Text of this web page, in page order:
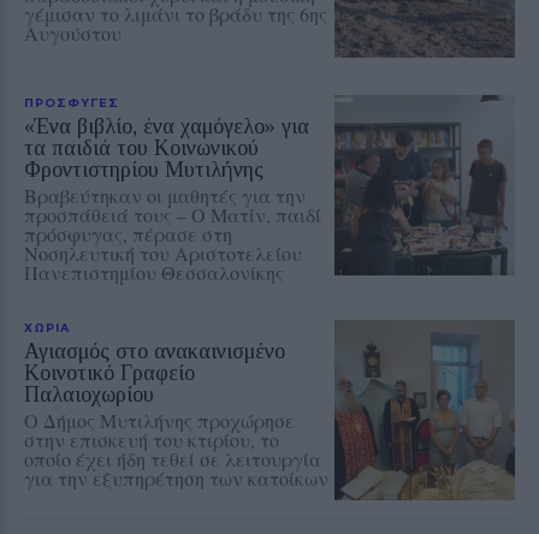
γέμισαν το λιμάνι το βράδυ της 6ης
Αυγούστου
ΠΡΟΣΦΥΓΕΣ
«Ένα βιβλίο, ένα χαμόγελο» για
τα παιδιά του Κοινωνικού
Φροντιστηρίου Μυτιλήνης
Βραβεύτηκαν οι μαθητές για την
προσπάθειά τους – Ο Ματίν, παιδί
πρόσφυγας, πέρασε στη
Νοσηλευτική του Αριστοτελείου
Πανεπιστημίου Θεσσαλονίκης
ΧΩΡΙΑ
Αγιασμός στο ανακαινισμένο
Κοινοτικό Γραφείο
Παλαιοχωρίου
Ο Δήμος Μυτιλήνης προχώρησε
στην επισκευή του κτιρίου, το
οποίο έχει ήδη τεθεί σε λειτουργία
για την εξυπηρέτηση των κατοίκων